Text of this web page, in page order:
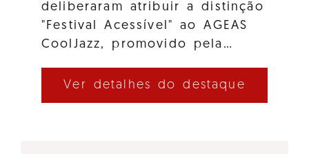
deliberaram atribuir a distinção
"Festival Acessível" ao AGEAS
CoolJazz, promovido pela…
Ver detalhes do destaque